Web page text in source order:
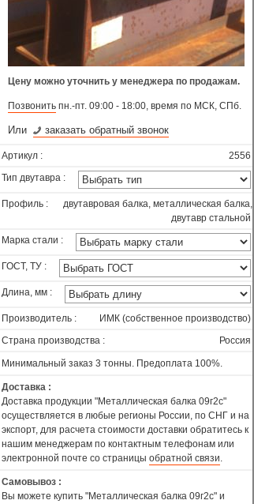
Цену можно уточнить у менеджера по продажам.
Позвонить пн.-пт. 09:00 - 18:00, время по МСК, СПб.
Или заказать обратный звонок
Артикул :
2556
Тип двутавра :
Профиль :
двутавровая балка, металлическая балка,
двутавр стальной
Марка стали :
ГОСТ, ТУ :
Длина, мм :
Производитель :
ИМК (собственное производство)
Страна производства :
Россия
Минимальный заказ 3 тонны. Предоплата 100%.
Доставка :
Доставка продукции "Металлическая балка 09г2с"
осуществляется в любые регионы России, по СНГ и на
экспорт, для расчета стоимости доставки обратитесь к
нашим менеджерам по контактным телефонам или
электронной почте со страницы обратной связи.
Самовывоз :
Вы можете купить "Металлическая балка 09г2с" и